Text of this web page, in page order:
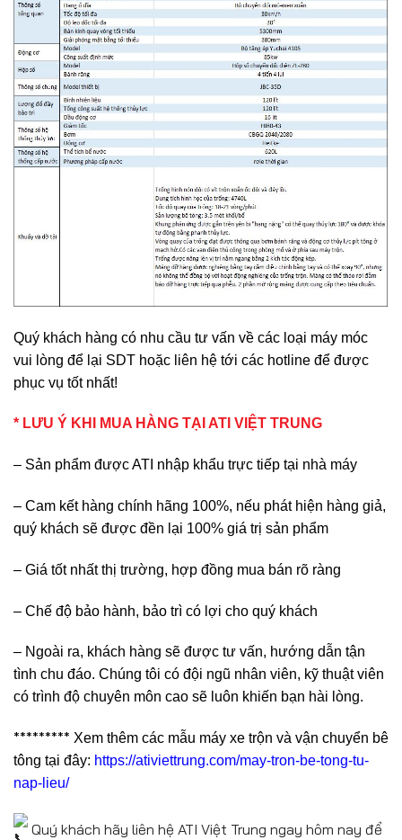
Quý khách hàng có nhu cầu tư vấn về các loại máy móc
vui lòng để lại SDT hoặc liên hệ tới các hotline để được
phục vụ tốt nhất!
* LƯU Ý KHI MUA HÀNG TẠI ATI VIỆT TRUNG
– Sản phẩm được ATI nhập khẩu trực tiếp tại nhà máy
– Cam kết hàng chính hãng 100%, nếu phát hiện hàng giả,
quý khách sẽ được đền lại 100% giá trị sản phẩm
– Giá tốt nhất thị trường, hợp đồng mua bán rõ ràng
– Chế độ bảo hành, bảo trì có lợi cho quý khách
– Ngoài ra, khách hàng sẽ được tư vấn, hướng dẫn tận
tình chu đáo. Chúng tôi có đội ngũ nhân viên, kỹ thuật viên
có trình độ chuyên môn cao sẽ luôn khiến bạn hài lòng.
********* Xem thêm các mẫu máy xe trộn và vận chuyển bê
tông tại đây: https://ativiettrung.com/may-tron-be-tong-tu-
nap-lieu/
Quý khách hãy liên hệ ATI Việt Trung ngay hôm nay để